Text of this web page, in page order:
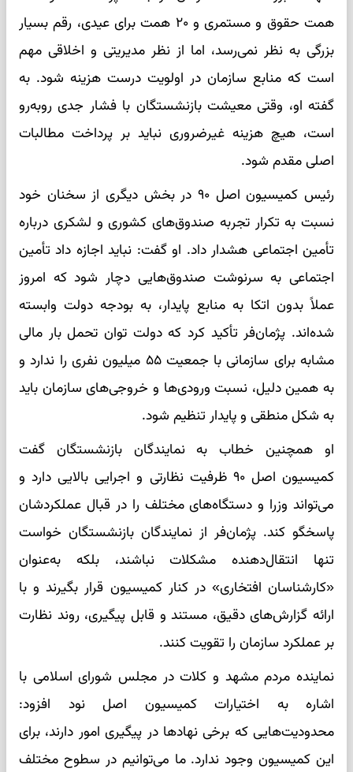
همت حقوق و مستمری و ۲۰ همت برای عیدی، رقم بسیار
بزرگی به نظر نمی‌رسد، اما از نظر مدیریتی و اخلاقی مهم
است که منابع سازمان در اولویت درست هزینه شود. به
گفته او، وقتی معیشت بازنشستگان با فشار جدی روبه‌رو
است، هیچ هزینه غیرضروری نباید بر پرداخت مطالبات
اصلی مقدم شود.
رئیس کمیسیون اصل ۹۰ در بخش دیگری از سخنان خود
نسبت به تکرار تجربه صندوق‌های کشوری و لشکری درباره
تأمین اجتماعی هشدار داد. او گفت: نباید اجازه داد تأمین
اجتماعی به سرنوشت صندوق‌هایی دچار شود که امروز
عملاً بدون اتکا به منابع پایدار، به بودجه دولت وابسته
شده‌اند. پژمان‌فر تأکید کرد که دولت توان تحمل بار مالی
مشابه برای سازمانی با جمعیت ۵۵ میلیون نفری را ندارد و
به همین دلیل، نسبت ورودی‌ها و خروجی‌های سازمان باید
به شکل منطقی و پایدار تنظیم شود.
او همچنین خطاب به نمایندگان بازنشستگان گفت
کمیسیون اصل ۹۰ ظرفیت نظارتی و اجرایی بالایی دارد و
می‌تواند وزرا و دستگاه‌های مختلف را در قبال عملکردشان
پاسخگو کند. پژمان‌فر از نمایندگان بازنشستگان خواست
تنها انتقال‌دهنده مشکلات نباشند، بلکه به‌عنوان
«کارشناسان افتخاری» در کنار کمیسیون قرار بگیرند و با
ارائه گزارش‌های دقیق، مستند و قابل پیگیری، روند نظارت
بر عملکرد سازمان را تقویت کنند.
نماینده مردم مشهد و کلات در مجلس شورای اسلامی با
اشاره به اختیارات کمیسیون اصل نود افزود:
محدودیت‌هایی که برخی نهادها در پیگیری امور دارند، برای
این کمیسیون وجود ندارد. ما می‌توانیم در سطوح مختلف